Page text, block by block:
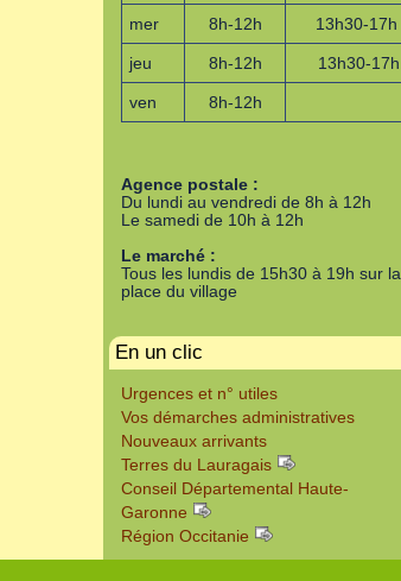
mer 8h-12h 13h30-17h
jeu 8h-12h 13h30-17h
ven 8h-12h
Agence postale :
Du lundi au vendredi de 8h à 12h
Le samedi de 10h à 12h
Le marché :
Tous les lundis de 15h30 à 19h sur la
place du village
En un clic
Urgences et n° utiles
Vos démarches administratives
Nouveaux arrivants
Terres du Lauragais
Conseil Départemental Haute-
Garonne
Région Occitanie